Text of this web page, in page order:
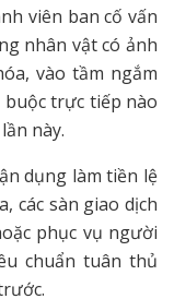
viên ban cố vấn
nhân vật có ảnh
vào tầm ngắm
trực tiếp nào
này.
dụng làm tiền lệ
các sàn giao dịch
phục vụ người
chuẩn tuân thủ